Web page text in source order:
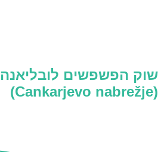
שוק הפשפשים לובליאנה
(Cankarjevo nabrežje)